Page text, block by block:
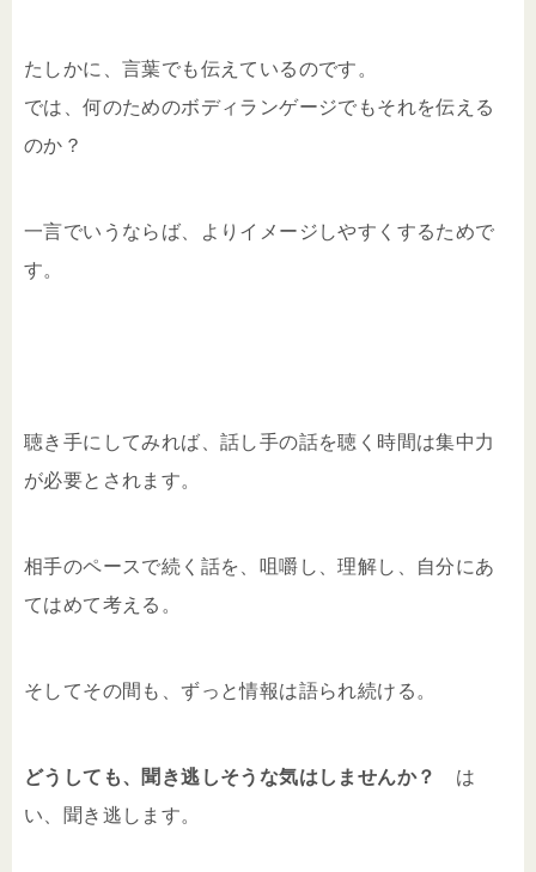
たしかに、言葉でも伝えているのです。
では、何のためのボディランゲージでもそれを伝える
のか？
一言でいうならば、よりイメージしやすくするためで
す。
聴き手にしてみれば、話し手の話を聴く時間は集中力
が必要とされます。
相手のペースで続く話を、咀嚼し、理解し、自分にあ
てはめて考える。
そしてその間も、ずっと情報は語られ続ける。
どうしても、聞き逃しそうな気はしませんか？
は
い、聞き逃します。